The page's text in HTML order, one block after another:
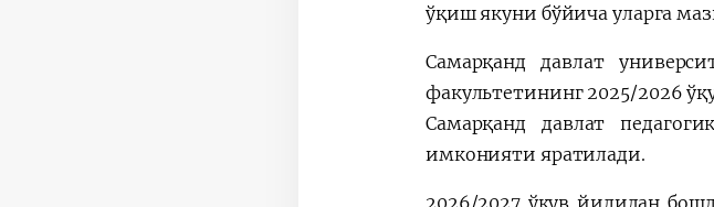
ўқиш якуни бўйича уларга
Самарқанд давлат
факультетининг 2025/2026
Самарқанд давлат
имконияти яратилади.
2026/2027 ўқув йилидан